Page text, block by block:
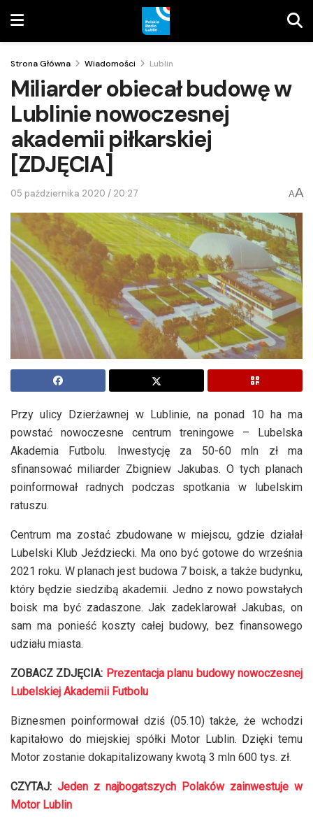
Strona Główna Wiadomości Lublin
Miliarder obiecał budowę w
Lublinie nowoczesnej
akademii piłkarskiej
[ZDJĘCIA]
05 października 2020 / 20:27 AA
Przy ulicy Dzierżawnej w Lublinie, na ponad 10 ha ma
powstać nowoczesne centrum treningowe – Lubelska
Akademia Futbolu. Inwestycję za 50-60 mln zł ma
sfinansować miliarder Zbigniew Jakubas. O tych planach
poinformował radnych podczas spotkania w lubelskim
ratuszu.
Centrum ma zostać zbudowane w miejscu, gdzie działał
Lubelski Klub Jeździecki. Ma ono być gotowe do września
2021 roku. W planach jest budowa 7 boisk, a także budynku,
który będzie siedzibą akademii. Jedno z nowo powstałych
boisk ma być zadaszone. Jak zadeklarował Jakubas, on
sam ma ponieść koszty całej budowy, bez finansowego
udziału miasta.
ZOBACZ ZDJĘCIA: Prezentacja planu budowy nowoczesnej
Lubelskiej Akademii Futbolu
Biznesmen poinformował dziś (05.10) także, że wchodzi
kapitałowo do miejskiej spółki Motor Lublin. Dzięki temu
Motor zostanie dokapitalizowany kwotą 3 mln 600 tys. zł.
CZYTAJ: Jeden z najbogatszych Polaków zainwestuje w
Motor Lublin